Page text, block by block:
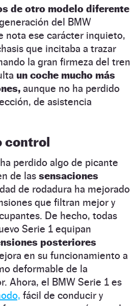
de otro modelo diferente
del BMW
nota ese carácter inquieto,
que incitaba a trazar
la gran firmeza del tren
un coche mucho más
aunque no ha perdido
de asistencia
control
perdido algo de picante
de las sensaciones
de rodadura ha mejorado
que filtran mejor y
De hecho, todas
Serie 1 equipan
posteriores
en su funcionamiento a
deformable de la
Ahora, el BMW Serie 1 es
fácil de conducir y